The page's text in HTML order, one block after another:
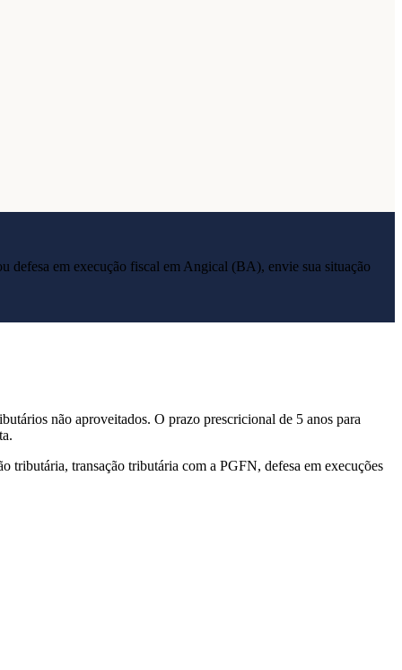
defesa em execução fiscal em Angical (BA), envie sua situação
não aproveitados. O prazo prescricional de 5 anos para
transação tributária com a PGFN, defesa em execuções